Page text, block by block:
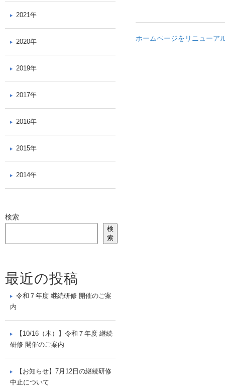
ホームページをリニューア
2021年
2020年
2019年
2017年
2016年
2015年
2014年
検索
検
索
最近の投稿
令和７年度 継続研修 開催のご案
内
【10/16（木）】令和７年度 継続
研修 開催のご案内
【お知らせ】7月12日の継続研修
中止について